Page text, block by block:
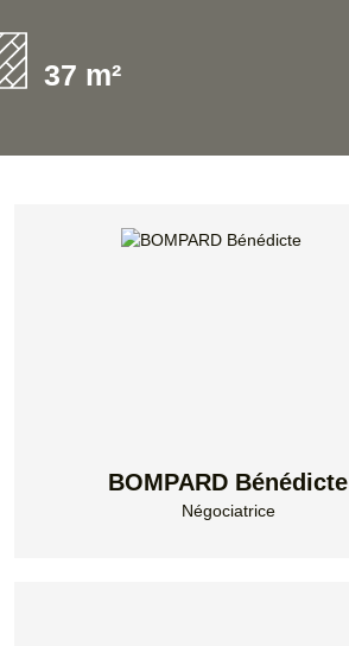
37 m²
BOMPARD Bénédicte
Négociatrice